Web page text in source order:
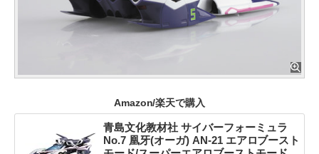
Amazon/楽天で購入
青島文化教材社 サイバーフォーミュラ
No.7 凰牙(オーガ) AN-21 エアロブースト